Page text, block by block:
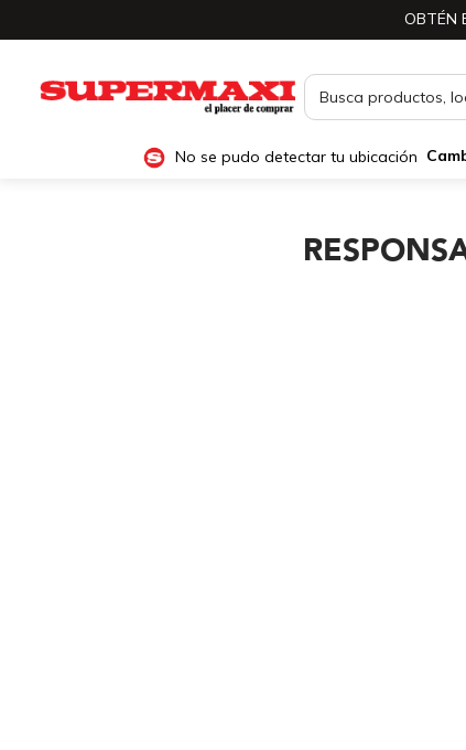
OBTÉN
No se pudo detectar tu ubicación